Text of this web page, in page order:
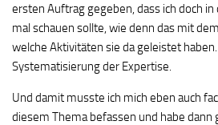
ersten Auftrag gegeben, dass ich doch
mal schauen sollte, wie denn das mit
welche Aktivitäten sie da geleistet
Systematisierung der Expertise.
Und damit musste ich mich eben auch
diesem Thema befassen und habe dann